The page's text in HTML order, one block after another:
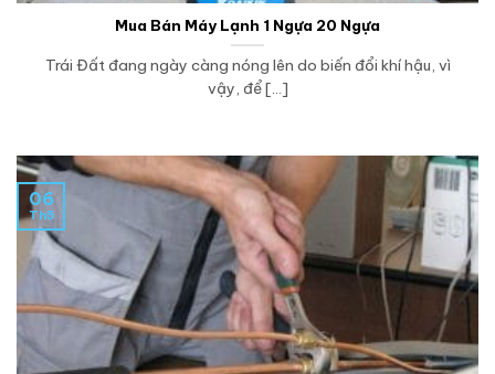
Mua Bán Máy Lạnh 1 Ngựa 20 Ngựa
Trái Đất đang ngày càng nóng lên do biến đổi khí hậu, vì
vậy, để [...]
06
Th5